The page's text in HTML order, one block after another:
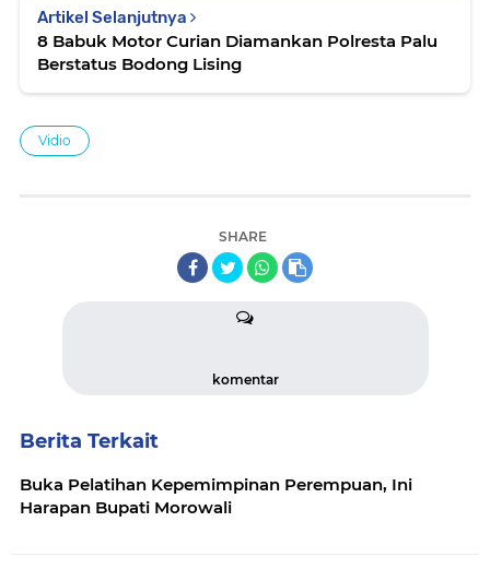
Artikel Selanjutnya
8 Babuk Motor Curian Diamankan Polresta Palu
Berstatus Bodong Lising
Vidio
SHARE
komentar
Berita Terkait
Buka Pelatihan Kepemimpinan Perempuan, Ini
Harapan Bupati Morowali